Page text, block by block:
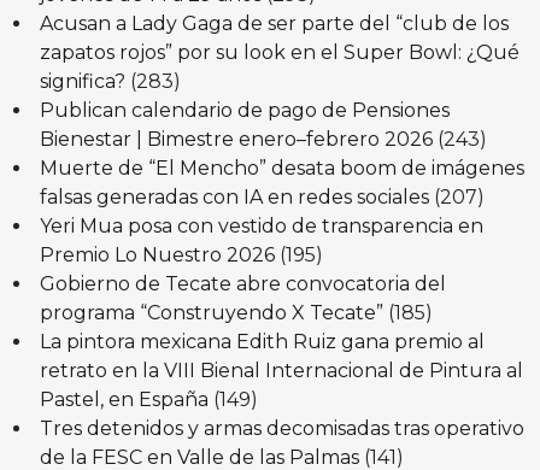
Acusan a Lady Gaga de ser parte del “club de los
zapatos rojos” por su look en el Super Bowl: ¿Qué
significa? (283)
Publican calendario de pago de Pensiones
Bienestar | Bimestre enero–febrero 2026 (243)
Muerte de “El Mencho” desata boom de imágenes
falsas generadas con IA en redes sociales (207)
Yeri Mua posa con vestido de transparencia en
Premio Lo Nuestro 2026 (195)
Gobierno de Tecate abre convocatoria del
programa “Construyendo X Tecate” (185)
La pintora mexicana Edith Ruiz gana premio al
retrato en la VIII Bienal Internacional de Pintura al
Pastel, en España (149)
Tres detenidos y armas decomisadas tras operativo
de la FESC en Valle de las Palmas (141)